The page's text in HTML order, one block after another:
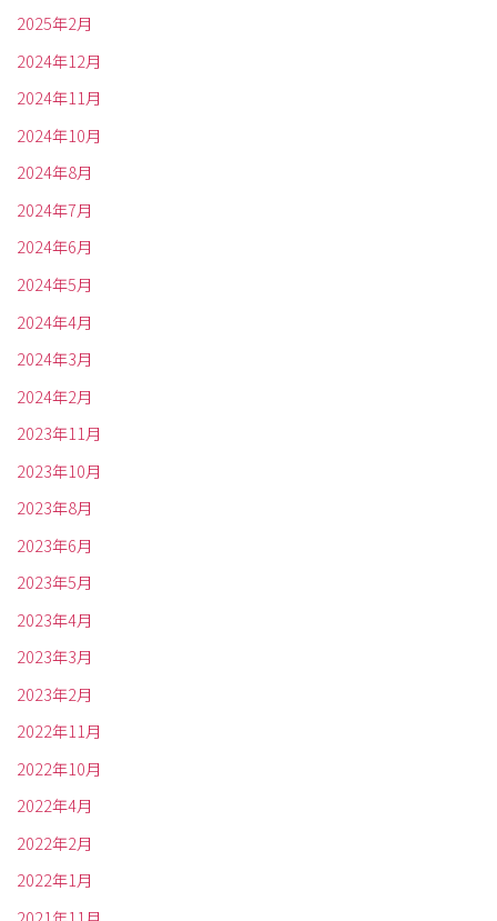
2025年2月
2024年12月
2024年11月
2024年10月
2024年8月
2024年7月
2024年6月
2024年5月
2024年4月
2024年3月
2024年2月
2023年11月
2023年10月
2023年8月
2023年6月
2023年5月
2023年4月
2023年3月
2023年2月
2022年11月
2022年10月
2022年4月
2022年2月
2022年1月